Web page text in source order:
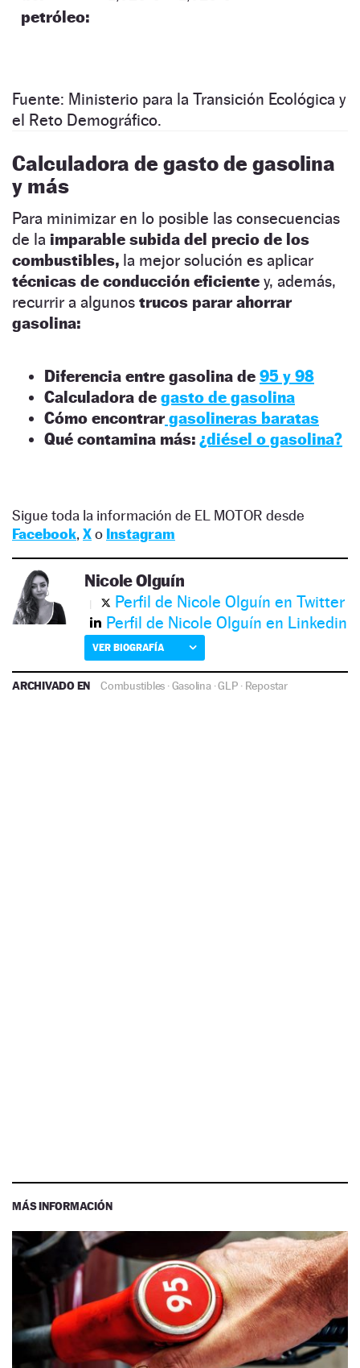
petróleo:
Fuente: Ministerio para la Transición Ecológica y
el Reto Demográfico.
Calculadora de gasto de gasolina
y más
Para minimizar en lo posible las consecuencias
de la imparable subida del precio de los
combustibles, la mejor solución es aplicar
técnicas de conducción eficiente y, además,
recurrir a algunos trucos parar ahorrar
gasolina:
Diferencia entre gasolina de 95 y 98
Calculadora de gasto de gasolina
Cómo encontrargasolineras baratas
Qué contamina más: ¿diésel o gasolina?
Sigue toda la información de EL MOTOR desde
Facebook, Xo Instagram
Nicole Olguín
Perfil de Nicole Olguín en Twitter
Perfil de Nicole Olguín en Linkedin
VER BIOGRAFÍA
ARCHIVADO EN Combustibles ·Gasolina·GLP · Repostar
MÁS INFORMACIÓN